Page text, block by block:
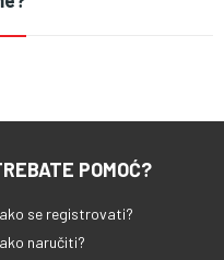
POMOĆ?
se registrovati?
naručiti?